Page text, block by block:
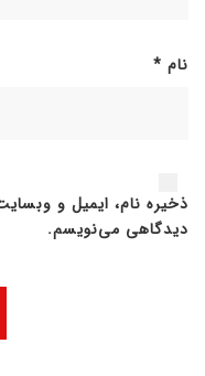
نام *
ذخیره نام، ایمیل و
دیدگاهی می‌نویسم.